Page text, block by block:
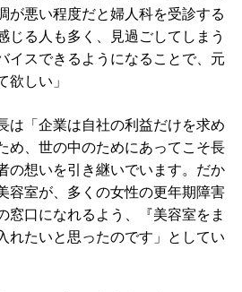
が悪い程度だと婦人科を受診する
じる人も多く、見過ごしてしまう
イスできるようになることで、元
欲しい」
「企業は自社の利益だけを求め
め、世の中のためにあってこそ長
の想いを引き継いでいます。だか
容室が、多くの女性の更年期障害
窓口になれるよう、『美容室をま
れたいと思ったのです」としてい